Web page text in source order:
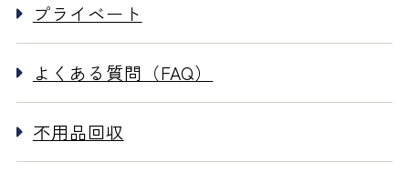
プライベート
よくある質問（FAQ）
不用品回収